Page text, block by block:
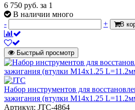
6 750 руб. за 1
В наличии много
-
+ В
Быстрый просмотр
Набор инструментов для
зажигания (втулки М14х1.25
Артикул: JTC-4864